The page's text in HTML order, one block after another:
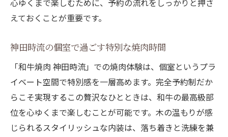
心ゆくまで楽しむために、予約の流れをしっかりと押さ
えておくことが重要です。
神田時流の個室で過ごす特別な焼肉時間
「和牛焼肉 神田時流」での焼肉体験は、個室というプラ
イベート空間で特別感を一層高めます。完全予約制だか
らこそ実現するこの贅沢なひとときは、和牛の最高級部
位を心ゆくまで楽しむことが可能です。木の温もりが感
じられるスタイリッシュな内装は、落ち着きと洗練を兼